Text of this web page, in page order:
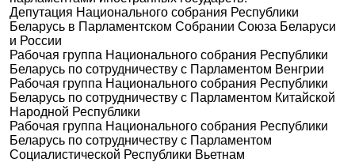
Депутация Национального собрания Республики
Беларусь в Парламентском Собрании Союза Беларуси
и России
Рабочая группа Национального собрания Республики
Беларусь по сотрудничеству с Парламентом Венгрии
Рабочая группа Национального собрания Республики
Беларусь по сотрудничеству с Парламентом Китайской
Народной Республики
Рабочая группа Национального собрания Республики
Беларусь по сотрудничеству с Парламентом
Социалистической Республики Вьетнам